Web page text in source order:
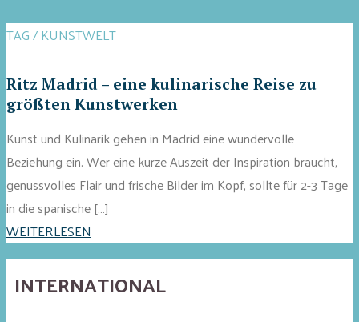
TAG / KUNSTWELT
Ritz Madrid – eine kulinarische Reise zu
größten Kunstwerken
Kunst und Kulinarik gehen in Madrid eine wundervolle
Beziehung ein. Wer eine kurze Auszeit der Inspiration braucht,
genussvolles Flair und frische Bilder im Kopf, sollte für 2-3 Tage
in die spanische […]
WEITERLESEN
INTERNATIONAL